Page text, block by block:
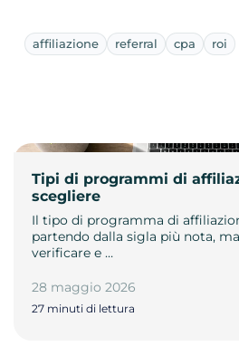
affiliazione referral cpa roi
Tipi di programmi di
scegliere
Il tipo di programma di
partendo dalla sigla più nota,
verificare e …
28 maggio 2026
27 minuti di lettura